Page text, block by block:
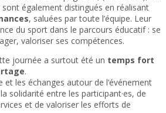
également distingués en réalisant
, saluées par toute l’équipe. Leur
du sport dans le parcours éducatif : se
valoriser ses compétences.
journée a surtout été un temps fort
.
et les échanges autour de l’événement
solidarité entre les participant·es, de
et de valoriser les efforts de